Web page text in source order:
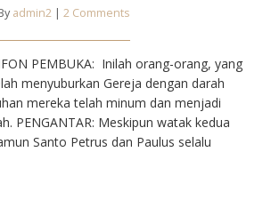
admin2 | 2 Comments
PEMBUKA: Inilah orang-orang, yang
menyuburkan Gereja dengan darah
mereka telah minum dan menjadi
PENGANTAR: Meskipun watak kedua
Santo Petrus dan Paulus selalu
yang terjadi sejak Kristus bangkit